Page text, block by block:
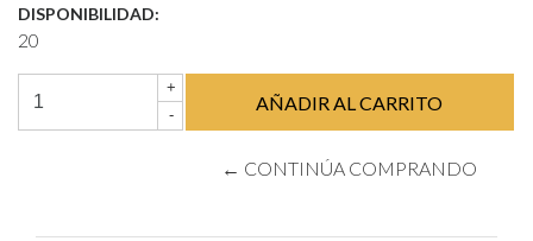
DISPONIBILIDAD:
20
+
-
← CONTINÚA COMPRANDO